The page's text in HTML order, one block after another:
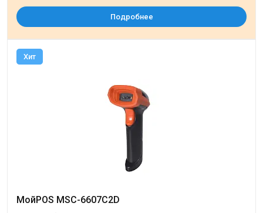
Хит
МойPOS MSC-6607C2D
Подробнее